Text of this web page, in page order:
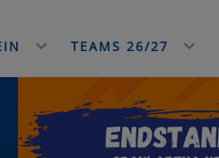
TEAMS 26/27